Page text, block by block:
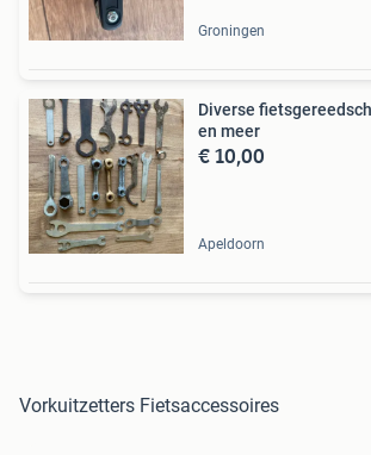
Groningen
Diverse
en meer
€ 10,00
Apeldoorn
Vorkuitzetters Fietsaccessoires